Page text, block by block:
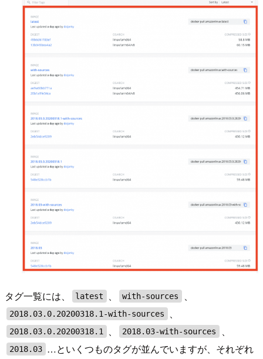
タグ一覧には、 latest 、 with-sources 、
2018.03.0.20200318.1-with-sources 、
2018.03.0.20200318.1 、 2018.03-with-sources 、
2018.03 …といくつものタグが並んでいますが、それぞれ